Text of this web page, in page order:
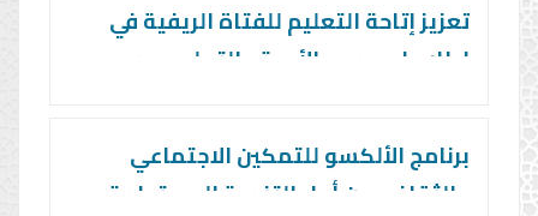
تعزيز إتاحة التعليم للفتاة الريفية في
إطار برامج محو الأمية والتعلم مدى
برنامج الألكسو للتمكين الاجتماعي
والثقافي من أجل التنمية المستدامة